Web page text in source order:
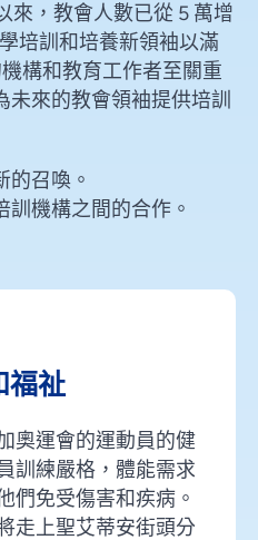
來，教會人數已從 5 萬增
培訓和培養新領袖以滿
構和教育工作者至關重
未來的教會領袖提供培訓
的召喚。
訓機構之間的合作。
福祉
奧運會的運動員的健
訓練嚴格，體能需求
們免受傷害和疾病。
走上聖艾蒂安街頭分